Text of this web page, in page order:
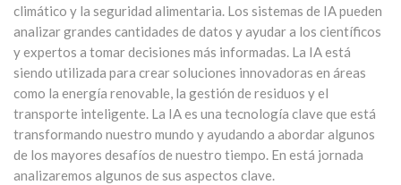
climático y la seguridad alimentaria. Los sistemas de IA pueden
analizar grandes cantidades de datos y ayudar a los científicos
y expertos a tomar decisiones más informadas. La IA está
siendo utilizada para crear soluciones innovadoras en áreas
como la energía renovable, la gestión de residuos y el
transporte inteligente. La IA es una tecnología clave que está
transformando nuestro mundo y ayudando a abordar algunos
de los mayores desafíos de nuestro tiempo. En está jornada
analizaremos algunos de sus aspectos clave.